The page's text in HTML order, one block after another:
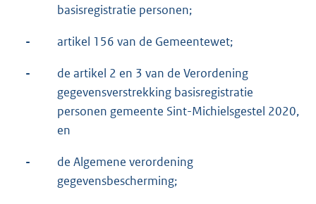
basisregistratie personen;
- artikel 156 van de Gemeentewet;
-
de artikel 2 en 3 van de Verordening
gegevensverstrekking basisregistratie
personen gemeente Sint-Michielsgestel 2020,
en
-
de Algemene verordening
gegevensbescherming;